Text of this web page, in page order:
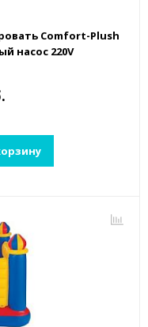
Comfort-Plush
насос 220V